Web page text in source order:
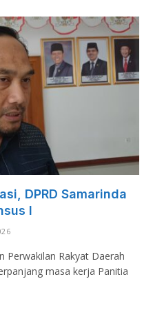
DPRD Samarinda
I
Perwakilan Rakyat Daerah
masa kerja Panitia